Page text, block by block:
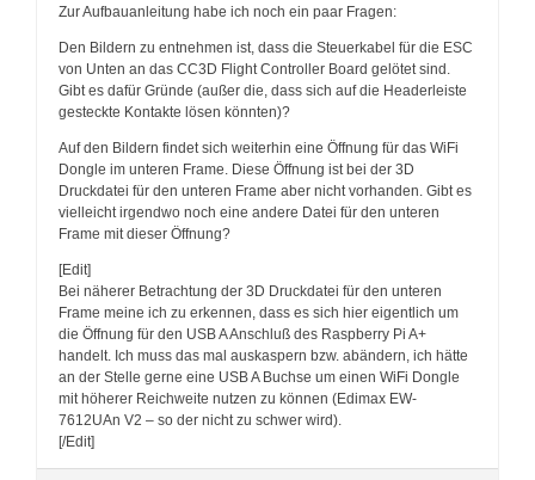
Zur Aufbauanleitung habe ich noch ein paar Fragen:
Den Bildern zu entnehmen ist, dass die Steuerkabel für die ESC
von Unten an das CC3D Flight Controller Board gelötet sind.
Gibt es dafür Gründe (außer die, dass sich auf die Headerleiste
gesteckte Kontakte lösen könnten)?
Auf den Bildern findet sich weiterhin eine Öffnung für das WiFi
Dongle im unteren Frame. Diese Öffnung ist bei der 3D
Druckdatei für den unteren Frame aber nicht vorhanden. Gibt es
vielleicht irgendwo noch eine andere Datei für den unteren
Frame mit dieser Öffnung?
[Edit]
Bei näherer Betrachtung der 3D Druckdatei für den unteren
Frame meine ich zu erkennen, dass es sich hier eigentlich um
die Öffnung für den USB A Anschluß des Raspberry Pi A+
handelt. Ich muss das mal auskaspern bzw. abändern, ich hätte
an der Stelle gerne eine USB A Buchse um einen WiFi Dongle
mit höherer Reichweite nutzen zu können (Edimax EW-
7612UAn V2 – so der nicht zu schwer wird).
[/Edit]